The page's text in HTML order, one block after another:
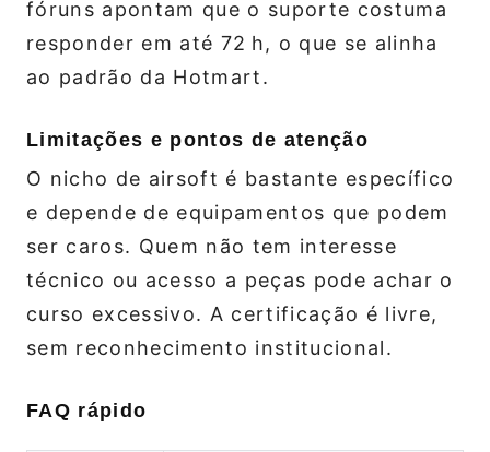
fóruns apontam que o suporte costuma
responder em até 72 h, o que se alinha
ao padrão da Hotmart.
Limitações e pontos de atenção
O nicho de airsoft é bastante específico
e depende de equipamentos que podem
ser caros. Quem não tem interesse
técnico ou acesso a peças pode achar o
curso excessivo. A certificação é livre,
sem reconhecimento institucional.
FAQ rápido